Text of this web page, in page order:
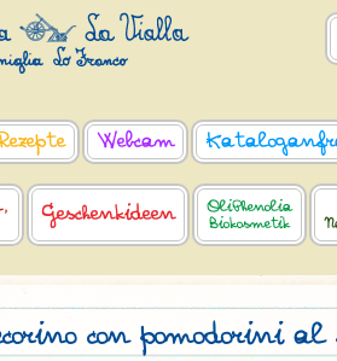
Webcam
Geschenkideen
OliPhenolia
Biokosmetik
con pomodorini al